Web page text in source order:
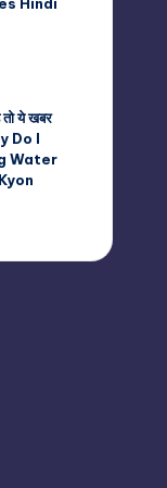
ये खबर
Do I
Water